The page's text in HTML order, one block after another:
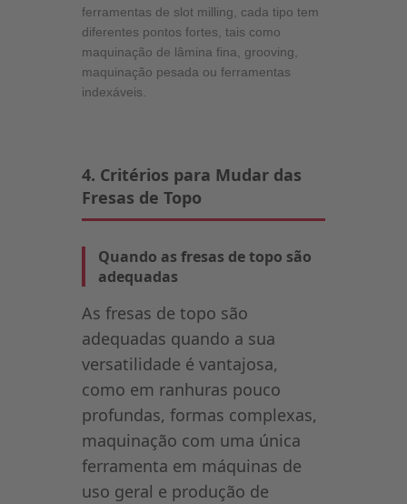
ferramentas de slot milling, cada tipo tem
diferentes pontos fortes, tais como
maquinação de lâmina fina, grooving,
maquinação pesada ou ferramentas
indexáveis.
4. Critérios para Mudar das
Fresas de Topo
Quando as fresas de topo são
adequadas
As fresas de topo são
adequadas quando a sua
versatilidade é vantajosa,
como em ranhuras pouco
profundas, formas complexas,
maquinação com uma única
ferramenta em máquinas de
uso geral e produção de